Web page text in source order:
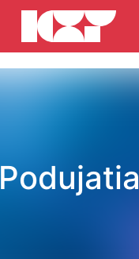
Podujatia